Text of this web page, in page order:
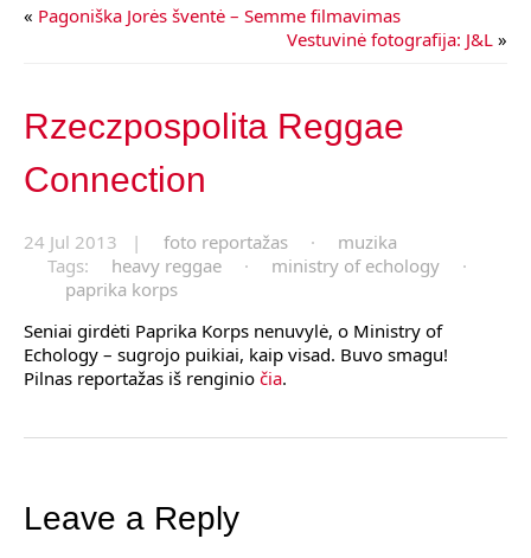
« Pagoniška Jorės šventė – Semme filmavimas
Vestuvinė fotografija: J&L »
Rzeczpospolita Reggae
Connection
24 Jul 2013 | foto reportažas ·
muzika
Tags:
heavy reggae · ministry of echology
·
paprika korps
Seniai girdėti Paprika Korps nenuvylė, o Ministry of
Echology – sugrojo puikiai, kaip visad. Buvo smagu!
Pilnas reportažas iš renginio čia.
Leave a Reply